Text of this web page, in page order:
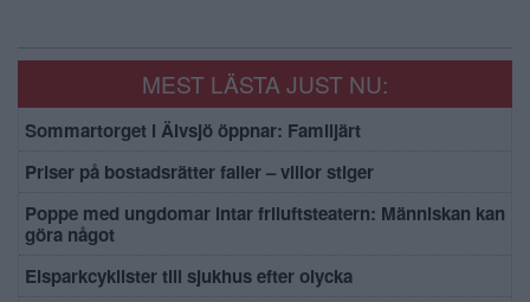
MEST LÄSTA JUST NU:
Sommartorget i Älvsjö öppnar: Familjärt
Priser på bostadsrätter faller – villor stiger
Poppe med ungdomar intar friluftsteatern: Människan kan
göra något
Elsparkcyklister till sjukhus efter olycka